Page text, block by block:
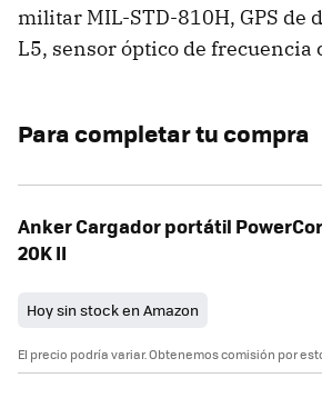
militar MIL-STD-810H, GPS de
L5, sensor óptico de frecuencia
Para completar tu compra
Anker Cargador portátil
20K II
Hoy sin stock en Amazon
El precio podría variar. Obtenemos comisión por